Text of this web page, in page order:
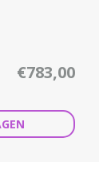
€783,00